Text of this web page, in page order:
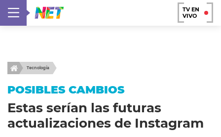
TV EN
VIVO
Tecnología
POSIBLES CAMBIOS
Estas serían las futuras
actualizaciones de Instagram